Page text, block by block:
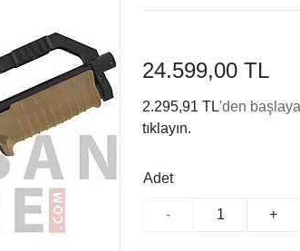
24.599,00 TL
2.295,91 TL'den
tıklayın.
Adet
- +